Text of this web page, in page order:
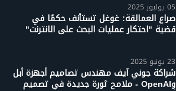
05 يوليوز 2025
صراع العمالقة: غوغل تستأنف حكمًا في
قضية "احتكار عمليات البحث على الانترنت"
23 يونيو 2025
شراكة جوني آيف مهندس تصاميم أجهزة أبل
وOpenAI - ملامح ثورة جديدة في تصميم